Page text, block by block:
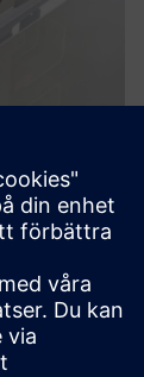
B.V.
Solution
ACB till en